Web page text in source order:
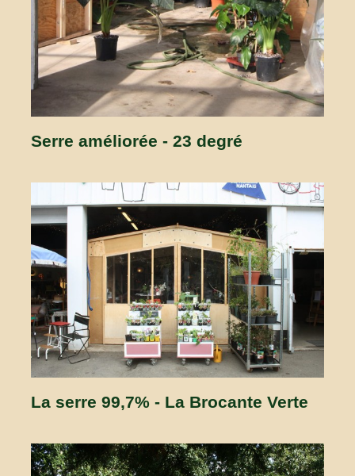
Serre améliorée - 23 degré
La serre 99,7% - La Brocante Verte